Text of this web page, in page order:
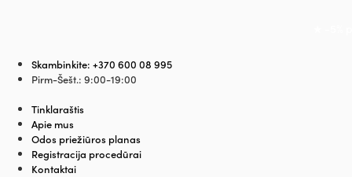
Skambinkite: +370 600 08 995
Pirm-Šešt.: 9:00-19:00
Tinklaraštis
Apie mus
Odos priežiūros planas
Registracija procedūrai
Kontaktai